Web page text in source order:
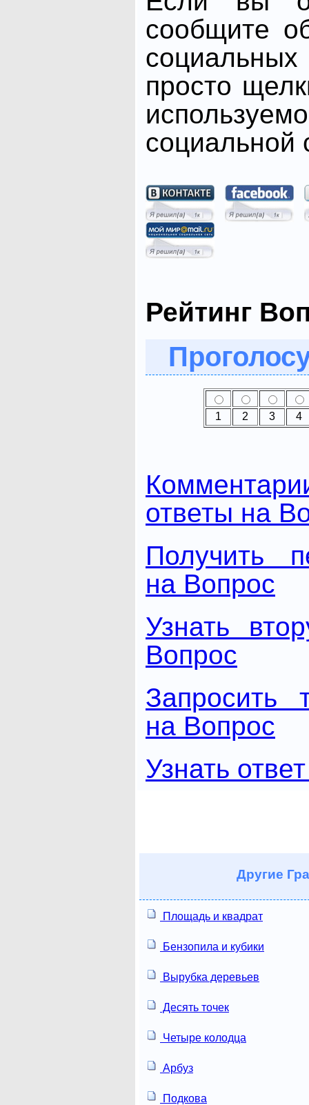
сообщите
просто
социальной
Рейтинг
1 2 3 4
ответы на
Получить
на Вопрос
Узнать
Вопрос
Запросить
на Вопрос
Узнать
Другие
Площадь и квадрат
Бензопила и кубики
Вырубка деревьев
Десять точек
Четыре колодца
Арбуз
Подкова